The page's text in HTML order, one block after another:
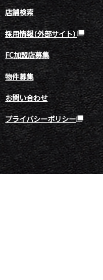
店舗検索
採用情報（外部サイト）
FC加盟店募集
物件募集
お問い合わせ
プライバシーポリシー